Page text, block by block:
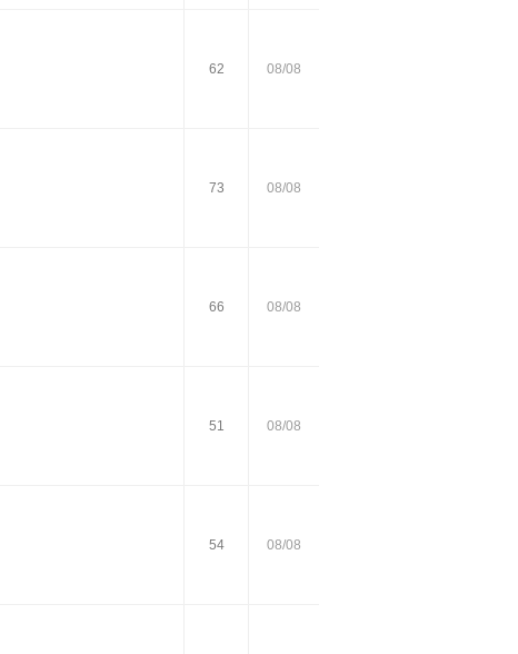
62 08/08
73 08/08
66 08/08
51 08/08
54 08/08